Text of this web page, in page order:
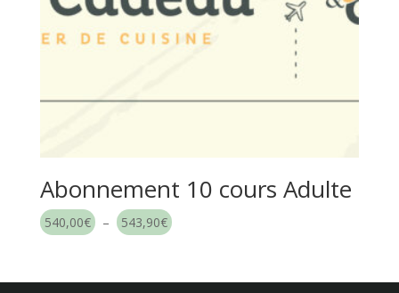
Abonnement 10 cours Adulte
540,00€ – 543,90€ Plage
540,00€